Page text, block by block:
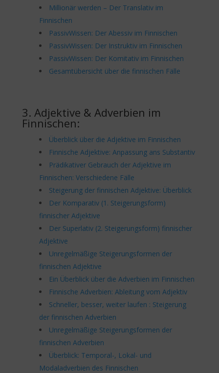
Millionär werden – Der Translativ im
Finnischen
PassivWissen: Der Abessiv im Finnischen
PassivWissen: Der Instruktiv im Finnischen
PassivWissen: Der Komitativ im Finnischen
Gesamtübersicht über die finnischen Fälle
3. Adjektive & Adverbien im
Finnischen:
Überblick über die Adjektive im Finnischen
Finnische Adjektive: Anpassung ans Substantiv
Prädikativer Gebrauch der Adjektive im
Finnischen: Verschiedene Fälle
Steigerung der finnischen Adjektive: Überblick
Der Komparativ (1. Steigerungsform)
finnischer Adjektive
Der Superlativ (2. Steigerungsform) finnischer
Adjektive
Unregelmäßige Steigerungsformen der
finnischen Adjektive
Ein Überblick über die Adverbien im Finnischen
Finnische Adverbien: Ableitung vom Adjektiv
Schneller, besser, weiter laufen : Steigerung
der finnischen Adverbien
Unregelmäßige Steigerungsformen der
finnischen Adverbien
Überblick: Temporal-, Lokal- und
Modaladverbien des Finnischen